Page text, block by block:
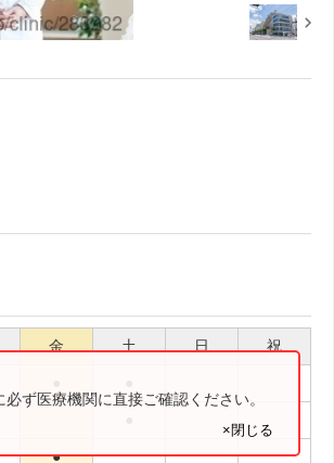
金 土 日 祝
●
ず医療機関に直接ご確認ください。
×閉じる